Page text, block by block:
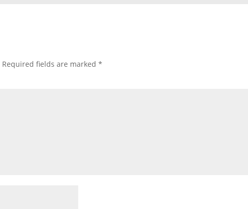
Required fields are marked*